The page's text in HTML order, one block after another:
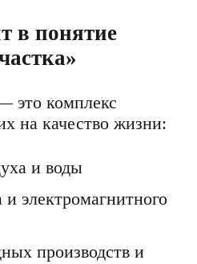
в понятие
это комплекс
на качество жизни:
и воды
электромагнитного
производств и